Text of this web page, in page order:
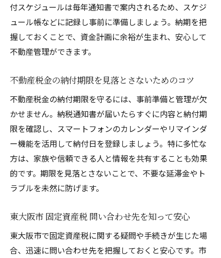
付スケジュールは毎年通知書で案内されるため、スケジ
ュール帳などに記録し事前に準備しましょう。納期を把
握しておくことで、資金計画に余裕が生まれ、安心して
不動産管理ができます。
不動産税金の納付期限を見落とさないためのコツ
不動産税金の納付期限を守るには、事前準備と管理が欠
かせません。納税通知書が届いたらすぐに内容と納付期
限を確認し、スマートフォンのカレンダーやリマインダ
ー機能を活用して納付日を登録しましょう。特に多忙な
方は、家族や信頼できる人と情報を共有することも効果
的です。期限を見落とさないことで、不要な延滞金やト
ラブルを未然に防げます。
東大阪市 固定資産税 問い合わせ先を知って安心
東大阪市で固定資産税に関する疑問や手続きが生じた場
合、迅速に問い合わせ先を把握しておくと安心です。市